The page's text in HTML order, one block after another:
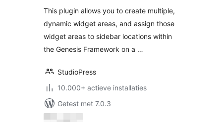
This plugin allows you to create multiple,
dynamic widget areas, and assign those
widget areas to sidebar locations within
the Genesis Framework on a …
StudioPress
10.000+ actieve installaties
Getest met 7.0.3